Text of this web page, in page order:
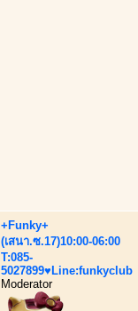
+Funky+
(เสนา.ซ.17)10:00-06:00
T:085-
5027899♥Line:funkyclub
Moderator